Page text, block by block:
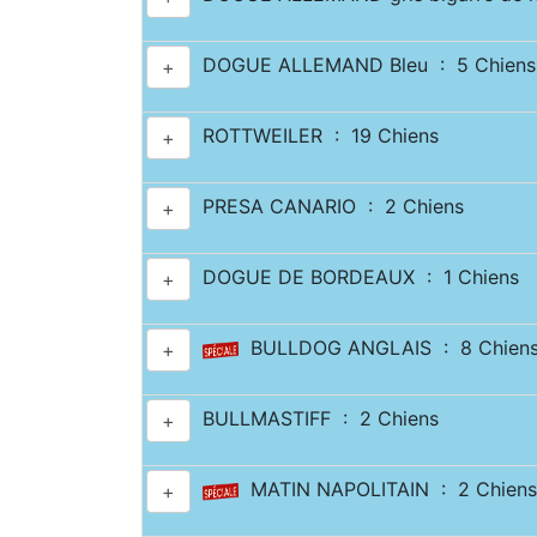
+ DOGUE ALLEMAND Bleu : 5 Chiens
+ ROTTWEILER : 19 Chiens
+ PRESA CANARIO : 2 Chiens
+ DOGUE DE BORDEAUX : 1 Chiens
+ BULLDOG ANGLAIS : 8
+ BULLMASTIFF : 2 Chiens
+ MATIN NAPOLITAIN : 2 Chiens